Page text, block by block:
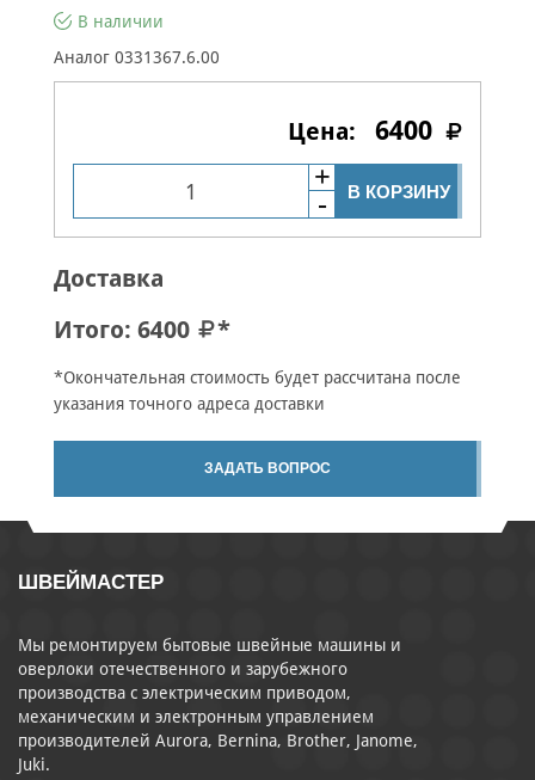
В наличии
Аналог 0331367.6.00
6400
В КОРЗИНУ
Доставка
Итого: 6400 *
*Окончательная стоимость будет рассчитана после
указания точного адреса доставки
ЗАДАТЬ ВОПРОС
ШВЕЙМАСТЕР
Мы ремонтируем бытовые швейные машины и
оверлоки отечественного и зарубежного
производства с электрическим приводом,
механическим и электронным управлением
производителей Aurora, Bernina, Brother, Janome,
Juki.